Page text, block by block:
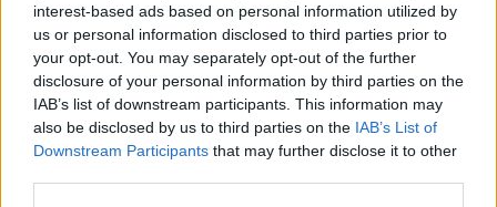
interest-based ads based on personal information utilized by
us or personal information disclosed to third parties prior to
your opt-out. You may separately opt-out of the further
disclosure of your personal information by third parties on the
IAB’s list of downstream participants. This information may
also be disclosed by us to third parties on the IAB’s List of
Downstream Participants that may further disclose it to other
Hiv, decine di nuovi casi di sieropositività
Livorno scelta per il Toscana Pride 2020
Toscana Pride, in migliaia attesi a Livorno
Al via gli appuntamenti di Marzo Donna